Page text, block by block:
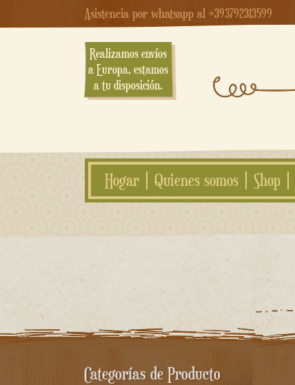
Asistencia por whatsapp al +393792313599
Realizamos envíos
a Europa, estamos
a tu disposición.
Hogar Quienes somos Shop
saltar
contenido
Categorías de Producto